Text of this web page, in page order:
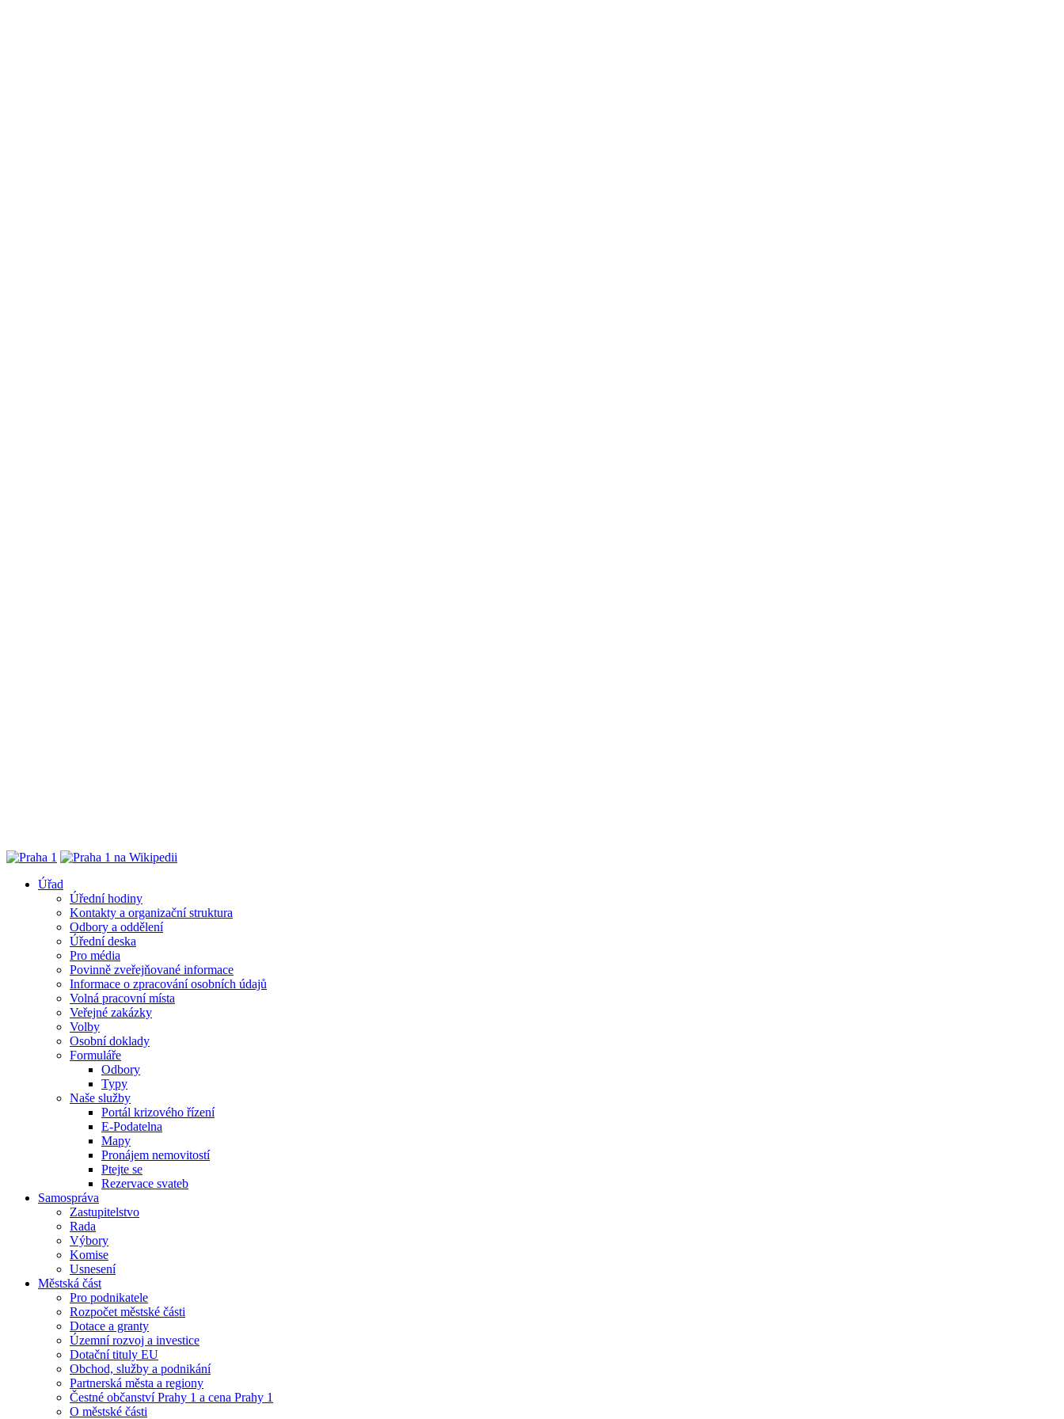
Úřad
Úřední hodiny
Kontakty a organizační struktura
Odbory a oddělení
Úřední deska
Pro média
Povinně zveřejňované informace
Informace o zpracování osobních údajů
Volná pracovní místa
Veřejné zakázky
Volby
Osobní doklady
Formuláře
Odbory
Typy
Naše služby
Portál krizového řízení
E-Podatelna
Mapy
Pronájem nemovitostí
Ptejte se
Rezervace svateb
Samospráva
Zastupitelstvo
Rada
Výbory
Komise
Usnesení
Městská část
Pro podnikatele
Rozpočet městské části
Dotace a granty
Územní rozvoj a investice
Dotační tituly EU
Obchod, služby a podnikání
Partnerská města a regiony
Čestné občanství Prahy 1 a cena Prahy 1
O městské části